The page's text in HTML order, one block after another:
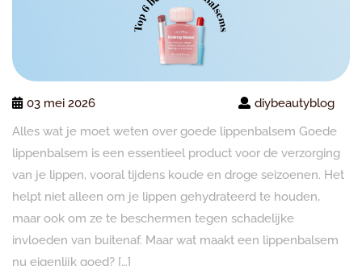
03 mei 2026
diybeautyblog
Alles wat je moet weten over goede lippenbalsem Goede
lippenbalsem is een essentieel product voor de verzorging
van je lippen, vooral tijdens koude en droge seizoenen. Het
helpt niet alleen om je lippen gehydrateerd te houden,
maar ook om ze te beschermen tegen schadelijke
invloeden van buitenaf. Maar wat maakt een lippenbalsem
nu eigenlijk goed? […]